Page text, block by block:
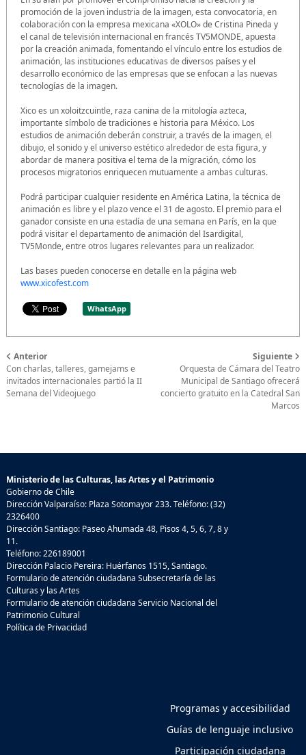
promoción de la joven industria de la imagen, esta convocatoria, en
colaboración con la empresa mexicana «XOLO» de Cristina Pineda y
el canal de televisión internacional en francés TV5MONDE, apuesta
por la creación animada, fomentando el vínculo entre los estudios de
animación, las instituciones educativas de diversos países y el
desarrollo económico de las empresas que se enfocan a las nuevas
tecnologías de la imagen.
Xico es un xoloitzcuintle, raza canina de la mitología azteca,
importante símbolo de tradiciones e historia para México. Los
estudios de animación deberán construir, a través de la imagen, el
dibujo, el sonido y el universo estético alrededor de esta figura, y
abordar de manera positiva el tema de la migración, cómo los
procesos migratorios enriquecen mutuamente a ambas culturas.
Podrá participar cualquier residente en América Latina, la técnica de
animación es libre y el plazo vence el 31 de agosto. El premio para el
ganador consiste en una estadía de una semana en París, en la que
podrá visitar el departamento de animación del Isardigital,
TV5Monde, entre otros lugares relevantes para un realizador.
Las bases pueden conocerse en detalle en la página web
www.xicofest.com
WhatsApp
Anterior
Con charlas, talleres, gamejams e
invitados internacionales partió la II
Semana del Videojuego
Siguiente
Orquesta de Cámara del Teatro
Municipal de Santiago ofrecerá
concierto gratuito en la Catedral San
Marcos
Ministerio de las Culturas, las Artes y el Patrimonio
Gobierno de Chile
Dirección Valparaíso: Plaza Sotomayor 233. Teléfono: (32)
2326400
Dirección Santiago: Paseo Ahumada 48, Pisos 4, 5, 6, 7, 8 y
11.
Teléfono: 226189001
Dirección Palacio Pereira: Huérfanos 1515, Santiago.
Formulario de atención ciudadana Subsecretaría de las
Culturas y las Artes
Formulario de atención ciudadana Servicio Nacional del
Patrimonio Cultural
Política de Privacidad
Programas y accesibilidad
Guías de lenguaje inclusivo
Participación ciudadana